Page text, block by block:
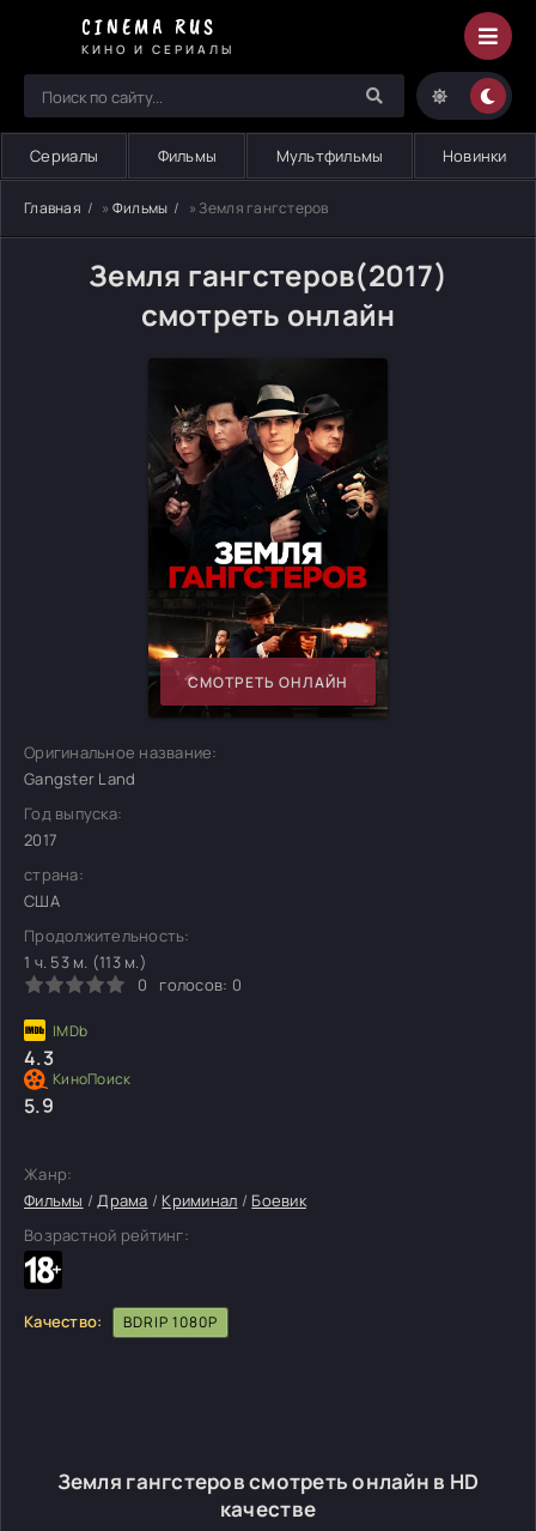
CINEMA RUS
КИНО И СЕРИАЛЫ
Сериалы Фильмы Мультфильмы Новинки
Главная » Фильмы » Земля гангстеров
Земля гангстеров(2017)
смотреть онлайн
СМОТРЕТЬ ОНЛАЙН
Оригинальное название:
Gangster Land
Год выпуска:
2017
страна:
США
Продолжительность:
1 ч. 53 м. (113 м.)
0
голосов: 0
4.3
5.9
Жанр:
Фильмы /Драма / Криминал / Боевик
Возрастной рейтинг:
Качество: BDRIP 1080P
Земля гангстеров смотреть онлайн в HD
качестве